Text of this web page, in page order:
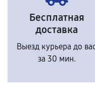
Бесплатная
доставка
Выезд курьера до
за 30 мин.